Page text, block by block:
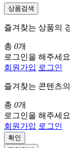
상품검색
즐겨찾는 상품의
총 0개
로그인을 해주세
회원가입 로그인
즐겨찾는 콘텐츠
총 0개
로그인을 해주세
회원가입 로그인
확인